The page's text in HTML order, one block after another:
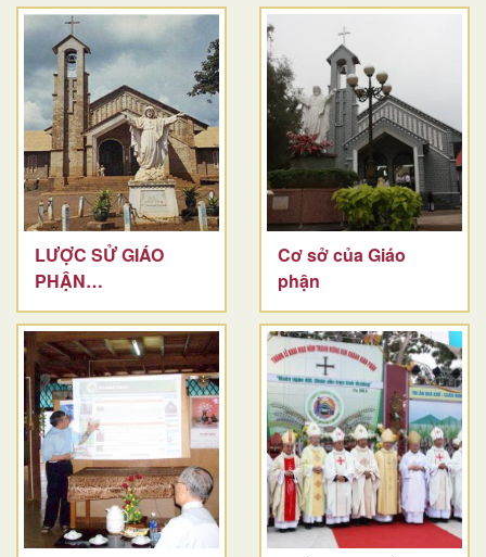
LƯỢC SỬ GIÁO
PHẬN
BANMÊTHUỘT
Cơ sở của Giáo
phận